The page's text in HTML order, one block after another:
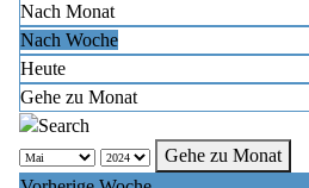
Nach Monat
Nach Woche
Heute
Gehe zu Monat
Gehe zu Monat